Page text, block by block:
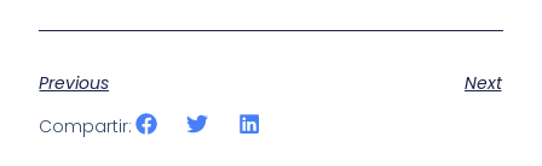
Previous
Next
Compartir: